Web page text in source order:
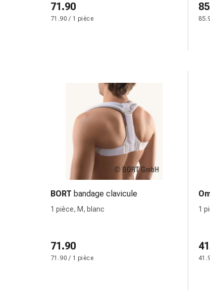
Troubles
de
Inflammation
Pansements
pour
yeux
Hygiène
Cœur
71.90
71.90 / 1 pièce
BORT bandage clavicule
1 pièce, M, blanc
71.90
71.90 / 1 pièce
1